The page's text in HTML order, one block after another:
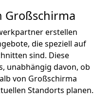
Großschirma
erstellen
die speziell auf
sind. Diese
unabhängig davon, ob
von Großschirma
Standorts planen.